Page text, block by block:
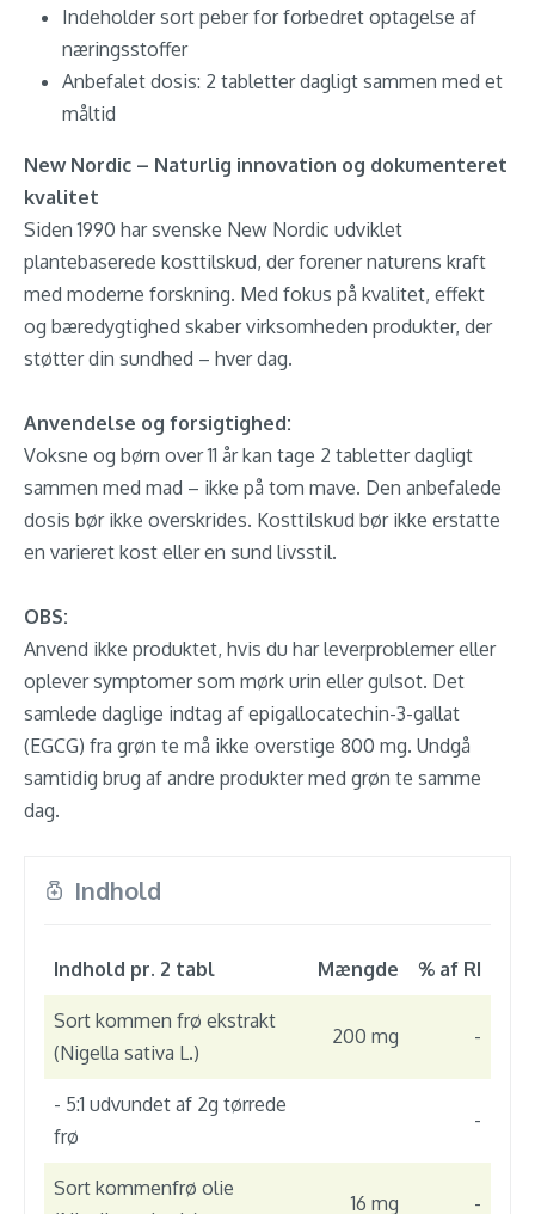
Indeholder sort peber for forbedret optagelse af
næringsstoffer
Anbefalet dosis: 2 tabletter dagligt sammen med et
måltid
New Nordic – Naturlig innovation og dokumenteret
kvalitet
Siden 1990 har svenske New Nordic udviklet
plantebaserede kosttilskud, der forener naturens kraft
med moderne forskning. Med fokus på kvalitet, effekt
og bæredygtighed skaber virksomheden produkter, der
støtter din sundhed – hver dag.
Anvendelse og forsigtighed:
Voksne og børn over 11 år kan tage 2 tabletter dagligt
sammen med mad – ikke på tom mave. Den anbefalede
dosis bør ikke overskrides. Kosttilskud bør ikke erstatte
en varieret kost eller en sund livsstil.
OBS:
Anvend ikke produktet, hvis du har leverproblemer eller
oplever symptomer som mørk urin eller gulsot. Det
samlede daglige indtag af epigallocatechin-3-gallat
(EGCG) fra grøn te må ikke overstige 800 mg. Undgå
samtidig brug af andre produkter med grøn te samme
dag.
Indhold
Indhold pr. 2 tabl Mængde % af RI
Sort kommen frø ekstrakt
(Nigella sativa L.)
200 mg -
- 5:1 udvundet af 2g tørrede
frø
-
Sort kommenfrø olie
16 mg -